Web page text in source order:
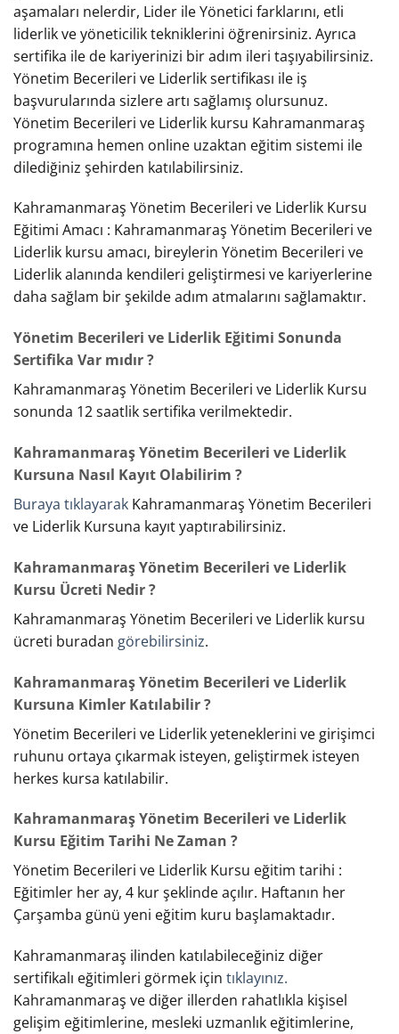
aşamaları nelerdir, Lider ile Yönetici farklarını, etli
liderlik ve yöneticilik tekniklerini öğrenirsiniz. Ayrıca
sertifika ile de kariyerinizi bir adım ileri taşıyabilirsiniz.
Yönetim Becerileri ve Liderlik sertifikası ile iş
başvurularında sizlere artı sağlamış olursunuz.
Yönetim Becerileri ve Liderlik kursu Kahramanmaraş
programına hemen online uzaktan eğitim sistemi ile
dilediğiniz şehirden katılabilirsiniz.
Kahramanmaraş Yönetim Becerileri ve Liderlik Kursu
Eğitimi Amacı : Kahramanmaraş Yönetim Becerileri ve
Liderlik kursu amacı, bireylerin Yönetim Becerileri ve
Liderlik alanında kendileri geliştirmesi ve kariyerlerine
daha sağlam bir şekilde adım atmalarını sağlamaktır.
Yönetim Becerileri ve Liderlik Eğitimi Sonunda
Sertifika Var mıdır ?
Kahramanmaraş Yönetim Becerileri ve Liderlik Kursu
sonunda 12 saatlik sertifika verilmektedir.
Kahramanmaraş Yönetim Becerileri ve Liderlik
Kursuna Nasıl Kayıt Olabilirim ?
Buraya tıklayarak Kahramanmaraş Yönetim Becerileri
ve Liderlik Kursuna kayıt yaptırabilirsiniz.
Kahramanmaraş Yönetim Becerileri ve Liderlik
Kursu Ücreti Nedir ?
Kahramanmaraş Yönetim Becerileri ve Liderlik kursu
ücreti buradan görebilirsiniz.
Kahramanmaraş Yönetim Becerileri ve Liderlik
Kursuna Kimler Katılabilir ?
Yönetim Becerileri ve Liderlik yeteneklerini ve girişimci
ruhunu ortaya çıkarmak isteyen, geliştirmek isteyen
herkes kursa katılabilir.
Kahramanmaraş Yönetim Becerileri ve Liderlik
Kursu Eğitim Tarihi Ne Zaman ?
Yönetim Becerileri ve Liderlik Kursu eğitim tarihi :
Eğitimler her ay, 4 kur şeklinde açılır. Haftanın her
Çarşamba günü yeni eğitim kuru başlamaktadır.
Kahramanmaraş ilinden katılabileceğiniz diğer
sertifikalı eğitimleri görmek için tıklayınız.
Kahramanmaraş ve diğer illerden rahatlıkla kişisel
gelişim eğitimlerine, mesleki uzmanlık eğitimlerine,